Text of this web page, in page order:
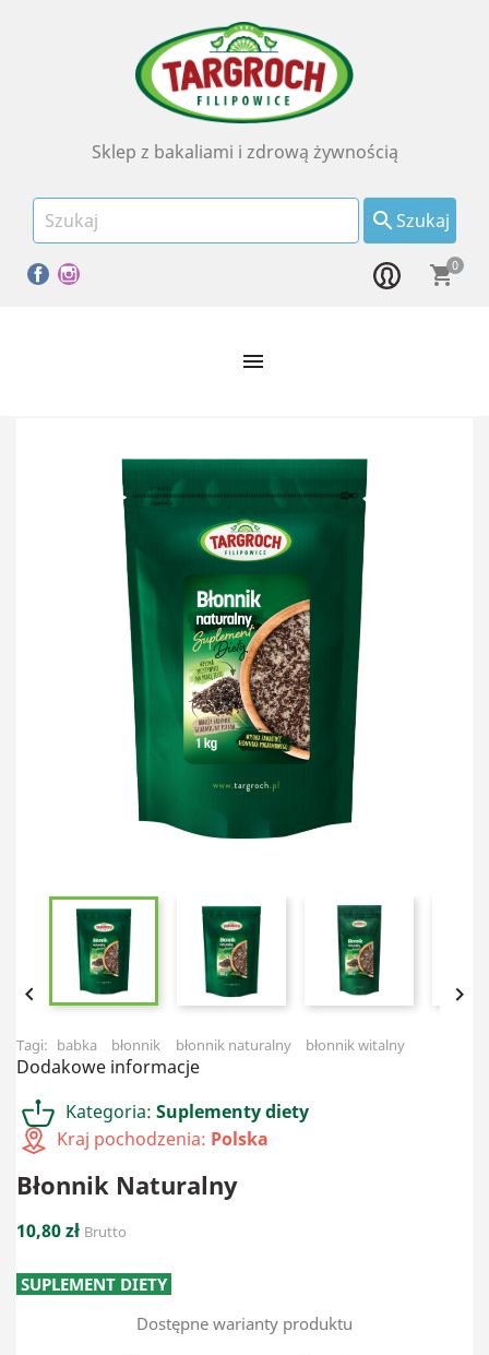
Szukaj
Sklep z bakaliami i zdrową żywnością
Facebook shopping_cart0

 
Tagi: babka błonnik błonnik naturalny błonnik witalny
Dodakowe informacje
Kategoria: Suplementy diety
Kraj pochodzenia: Polska
Błonnik Naturalny
10,80 zł Brutto
SUPLEMENT DIETY
Dostępne warianty produktu